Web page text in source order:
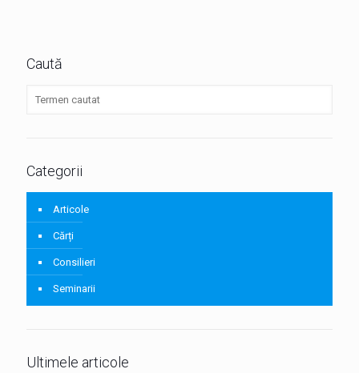
Caută
Categorii
Articole
Cărți
Consilieri
Seminarii
Ultimele articole